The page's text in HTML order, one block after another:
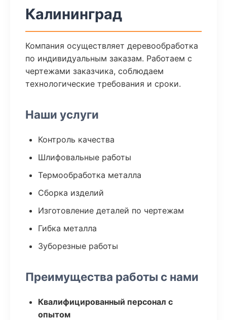
Калининград
Компания осуществляет деревообработка
по индивидуальным заказам. Работаем с
чертежами заказчика, соблюдаем
технологические требования и сроки.
Наши услуги
Контроль качества
Шлифовальные работы
Термообработка металла
Сборка изделий
Изготовление деталей по чертежам
Гибка металла
Зуборезные работы
Преимущества работы с нами
Квалифицированный персонал с
опытом